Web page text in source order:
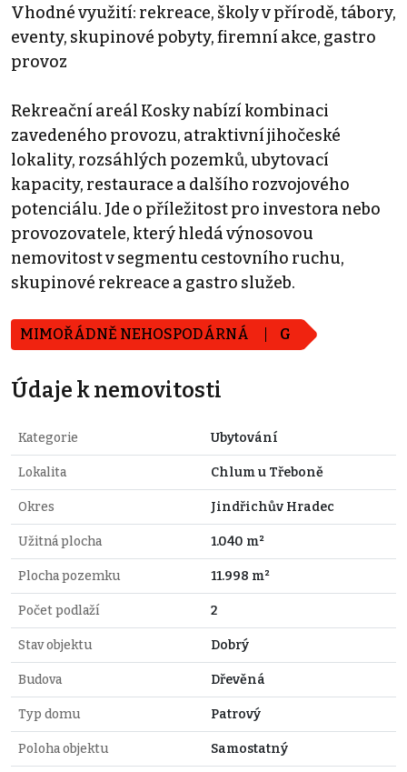
Vhodné využití: rekreace, školy v přírodě, tábory,
eventy, skupinové pobyty, firemní akce, gastro
provoz
Rekreační areál Kosky nabízí kombinaci
zavedeného provozu, atraktivní jihočeské
lokality, rozsáhlých pozemků, ubytovací
kapacity, restaurace a dalšího rozvojového
potenciálu. Jde o příležitost pro investora nebo
provozovatele, který hledá výnosovou
nemovitost v segmentu cestovního ruchu,
skupinové rekreace a gastro služeb.
MIMOŘÁDNĚ NEHOSPODÁRNÁ G
Údaje k nemovitosti
Kategorie Ubytování
Lokalita Chlum u Třeboně
Okres Jindřichův Hradec
Užitná plocha 1.040 m²
Plocha pozemku 11.998 m²
Počet podlaží 2
Stav objektu Dobrý
Budova Dřevěná
Typ domu Patrový
Poloha objektu Samostatný